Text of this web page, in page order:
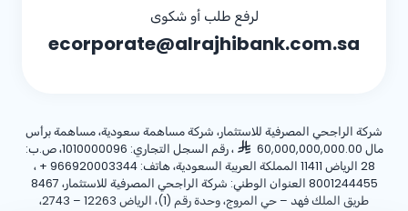
لرفع طلب أو شكوى
ecorporate@alrajhibank.com.sa
شركة الراجحي المصرفية للاستثمار، شركة مساهمة سعودية، مساهمة برأس
مال 60,000,000,000.00
، رقم السجل التجاري: 1010000096، ص.ب:
28 الرياض 11411 المملكة العربية السعودية، هاتف:
+ 966920003344 ،
8001244455 العنوان الوطني: شركة الراجحي المصرفية للاستثمار، 8467
طريق الملك فهد – حي المروج، وحدة رقم (1)، الرياض 12263 – 2743،